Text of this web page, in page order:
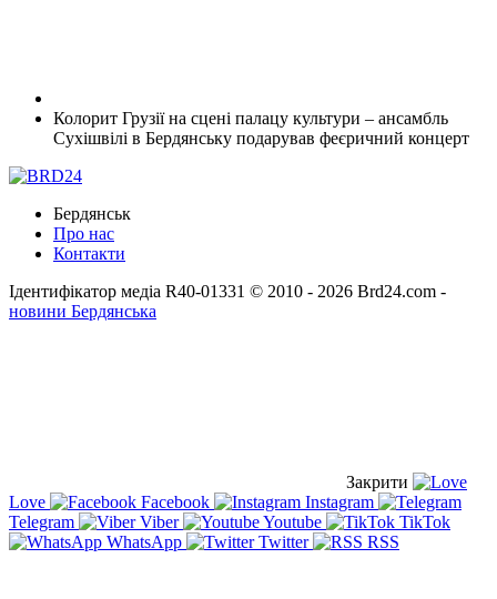
Колорит Грузії на сцені палацу культури – ансамбль
Сухішвілі в Бердянську подарував феєричний концерт
Бердянськ
Про нас
Контакти
Ідентифікатор медіа R40-01331 © 2010 - 2026 Brd24.com -
новини Бердянська
Закрити
Love
Facebook
Instagram
Telegram
Viber Youtube
TikTok
WhatsApp
Twitter RSS